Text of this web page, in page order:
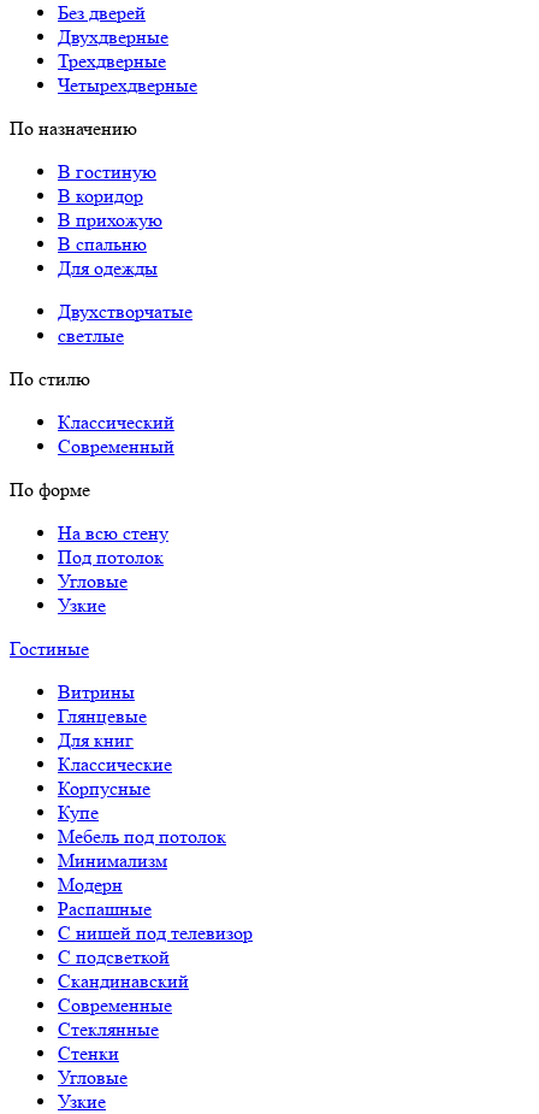
Без дверей
Двухдверные
Трехдверные
Четырехдверные
По назначению
В гостиную
В коридор
В прихожую
В спальню
Для одежды
Двухстворчатые
светлые
По стилю
Классический
Современный
По форме
На всю стену
Под потолок
Угловые
Узкие
Гостиные
Витрины
Глянцевые
Для книг
Классические
Корпусные
Купе
Мебель под потолок
Минимализм
Модерн
Распашные
С нишей под телевизор
С подсветкой
Скандинавский
Современные
Стеклянные
Стенки
Угловые
Узкие